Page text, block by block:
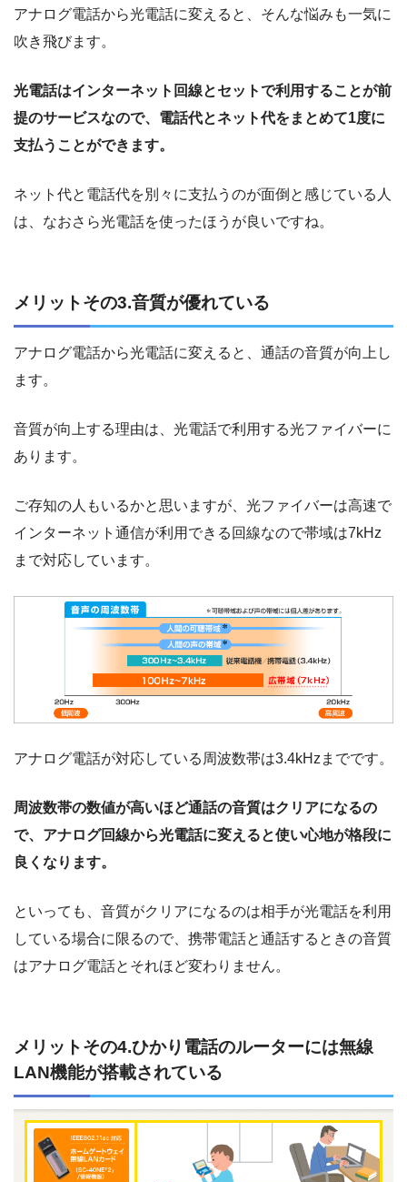
アナログ電話から光電話に変えると、そんな悩みも一気に
吹き飛びます。
光電話はインターネット回線とセットで利用することが前
提のサービスなので、電話代とネット代をまとめて1度に
支払うことができます。
ネット代と電話代を別々に支払うのが面倒と感じている人
は、なおさら光電話を使ったほうが良いですね。
メリットその3.音質が優れている
アナログ電話から光電話に変えると、通話の音質が向上し
ます。
音質が向上する理由は、光電話で利用する光ファイバーに
あります。
ご存知の人もいるかと思いますが、光ファイバーは高速で
インターネット通信が利用できる回線なので帯域は7kHz
まで対応しています。
アナログ電話が対応している周波数帯は3.4kHzまでです。
周波数帯の数値が高いほど通話の音質はクリアになるの
で、アナログ回線から光電話に変えると使い心地が格段に
良くなります。
といっても、音質がクリアになるのは相手が光電話を利用
している場合に限るので、携帯電話と通話するときの音質
はアナログ電話とそれほど変わりません。
メリットその4.ひかり電話のルーターには無線
LAN機能が搭載されている